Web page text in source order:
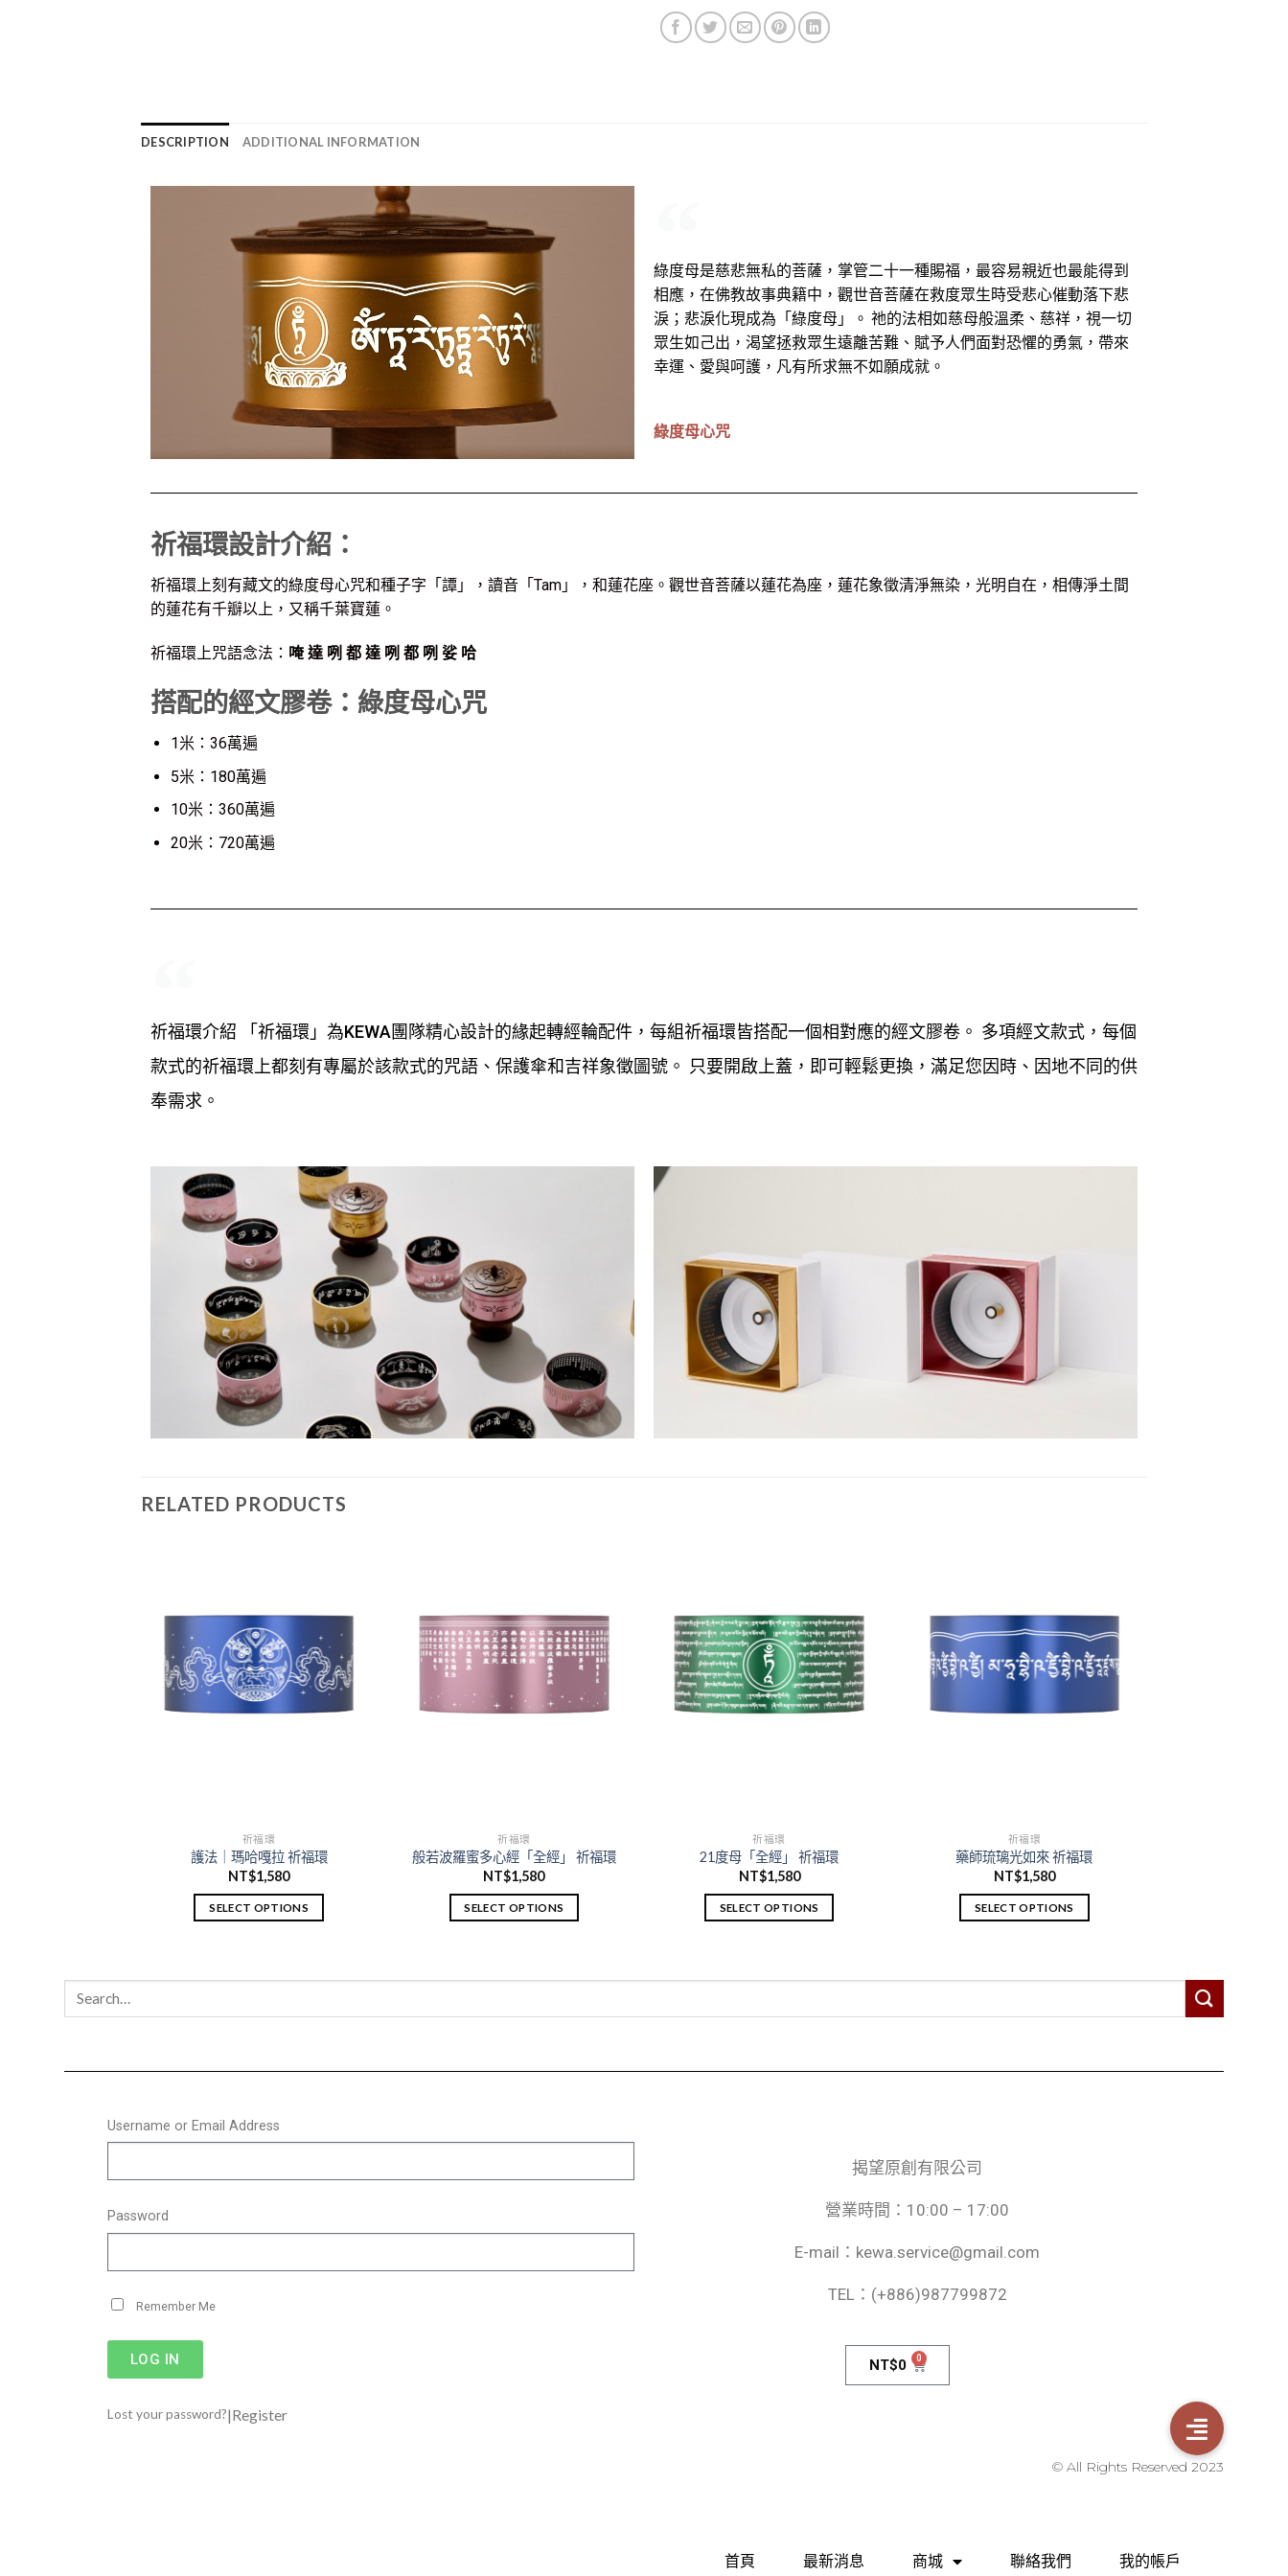
DESCRIPTION ADDITIONAL INFORMATION
綠度母是慈悲無私的菩薩，掌管二十一種賜福，最容易親近也最能得到
相應，在佛教故事典籍中，觀世音菩薩在救度眾生時受悲心催動落下悲
淚；悲淚化現成為「綠度母」。 祂的法相如慈母般溫柔、慈祥，視一切
眾生如己出，渴望拯救眾生遠離苦難、賦予人們面對恐懼的勇氣，帶來
幸運、愛與呵護，凡有所求無不如願成就。
綠度母心咒
祈福環設計介紹：
祈福環上刻有藏文的綠度母心咒和種子字「譚」，讀音「Tam」，和蓮花座。觀世音菩薩以蓮花為座，蓮花象徵清淨無染，光明自在，相傳淨土間
的蓮花有千瓣以上，又稱千葉寶蓮。
祈福環上咒語念法： 唵 達 咧 都 達 咧 都 咧 娑 哈
搭配的經文膠卷：綠度母心咒
1米：36萬遍
5米：180萬遍
10米：360萬遍
20米：720萬遍
祈福環介紹 「祈福環」為KEWA團隊精心設計的緣起轉經輪配件，每組祈福環皆搭配一個相對應的經文膠卷。 多項經文款式，每個
款式的祈福環上都刻有專屬於該款式的咒語、保護傘和吉祥象徵圖號。 只要開啟上蓋，即可輕鬆更換，滿足您因時、因地不同的供
奉需求。
RELATED PRODUCTS
望清
祈福環
護法｜瑪哈嘎拉 祈福環
NT$1,580
SELECT OPTIONS
望清
單
祈福環
般若波羅蜜多心經「全經」 祈福環
NT$1,580
SELECT OPTIONS
望清
單
祈福環
21度母「全經」 祈福環
NT$1,580
SELECT OPTIONS
望清
單
祈福環
藥師琉璃光如來 祈福環
NT$1,580
SELECT OPTIONS
Username or Email Address
Password
Remember Me
LOG IN
Lost your password?|Register
揭望原創有限公司
營業時間：10:00 – 17:00
E-mail：kewa.service@gmail.com
TEL：(+886)987799872
NT$0 0
© All Rights Reserved 2023
首頁 最新消息 商城 聯絡我們 我的帳戶